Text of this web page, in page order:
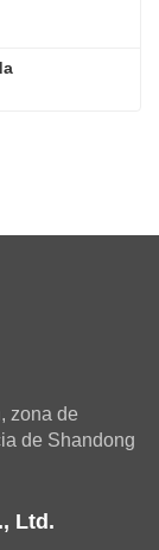
zona de
de Shandong
Ltd.